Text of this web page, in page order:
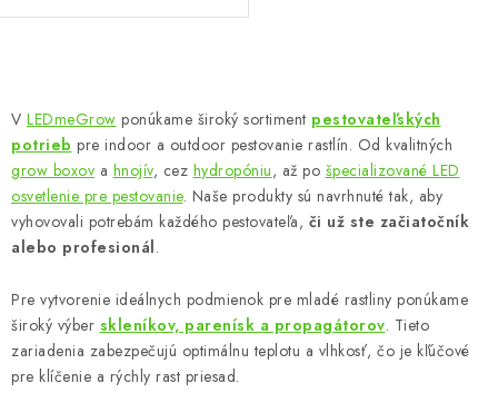
v
l
á
d
a
c
i
e
p
r
V LEDmeGrow ponúkame široký sortiment pestovateľských
potrieb pre indoor a outdoor pestovanie rastlín. Od kvalitných
grow boxov a hnojív, cez hydropóniu, až po špecializované LED
osvetlenie pre pestovanie. Naše produkty sú navrhnuté tak, aby
vyhovovali potrebám každého pestovateľa, či už ste začiatočník
alebo profesionál.
Pre vytvorenie ideálnych podmienok pre mladé rastliny ponúkame
široký výber skleníkov, parenísk a propagátorov. Tieto
zariadenia zabezpečujú optimálnu teplotu a vlhkosť, čo je kľúčové
pre klíčenie a rýchly rast priesad.